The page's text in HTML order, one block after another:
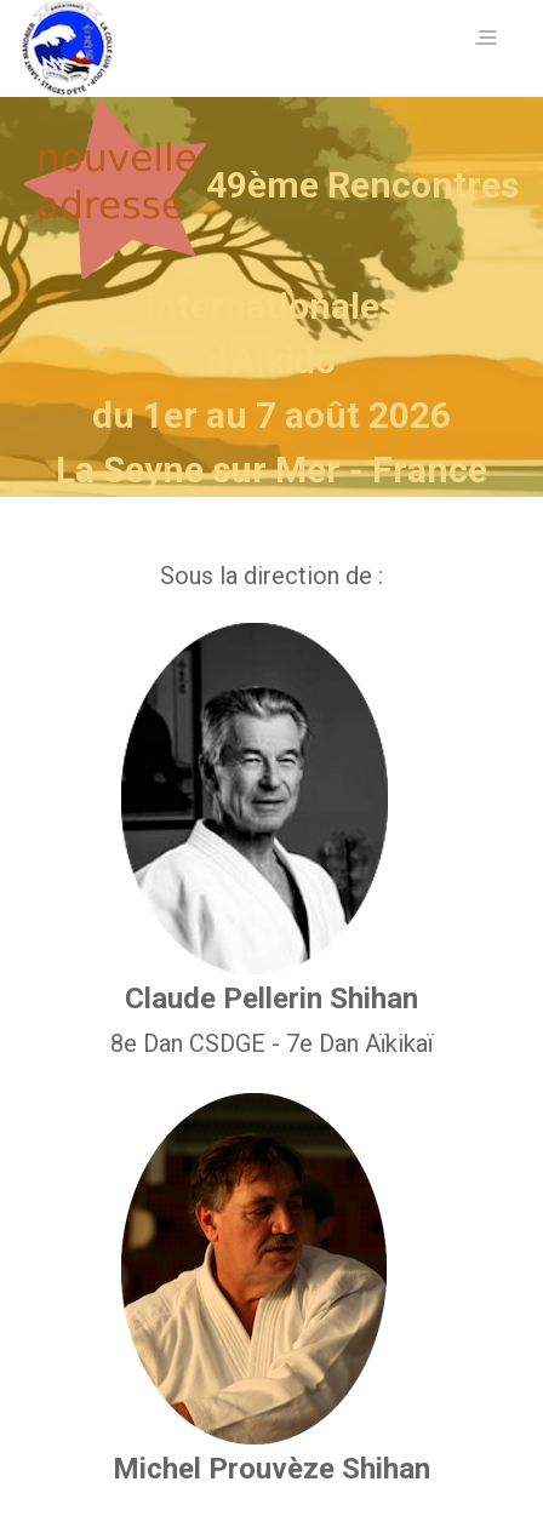
49èmeRencontres
internationales
d'Aikido
du 1er au 7 août 2026
La Seyne sur Mer - France
Sous la direction de :
Claude Pellerin Shihan
8e Dan CSDGE - 7e Dan Aïkikaï
Michel Prouvèze Shihan